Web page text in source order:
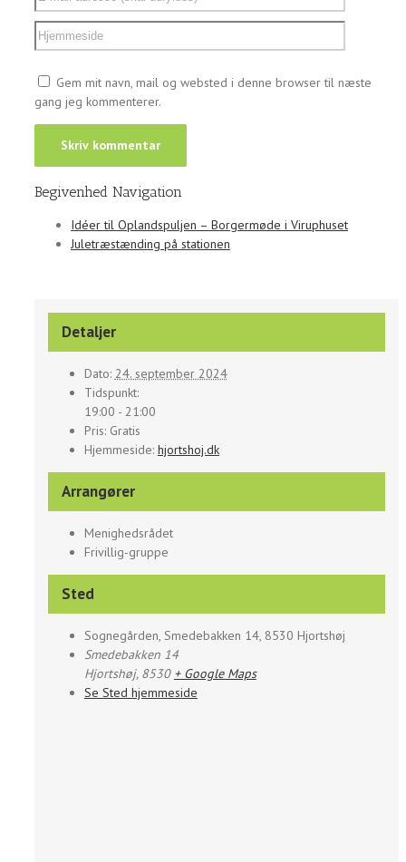
Gem mit navn, mail og websted i denne browser til næste
gang jeg kommenterer.
Begivenhed Navigation
Idéer til Oplandspuljen – Borgermøde i Viruphuset
Juletræstænding på stationen
Detaljer
Dato: 24. september 2024
Tidspunkt:
19:00 - 21:00
Pris: Gratis
Hjemmeside: hjortshoj.dk
Arrangører
Menighedsrådet
Frivillig-gruppe
Sted
Sognegården, Smedebakken 14, 8530 Hjortshøj
Smedebakken 14
Hjortshøj, 8530 + Google Maps
Se Sted hjemmeside